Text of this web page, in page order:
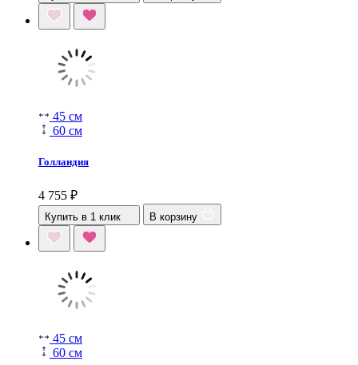
45 см
60 см
Голландия
4 755 ₽
Купить в 1 клик В корзину
45 см
60 см